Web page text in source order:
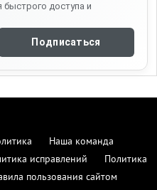
быстрого доступа и
Подписаться
Наша команда
исправлений
Политика
пользования сайтом